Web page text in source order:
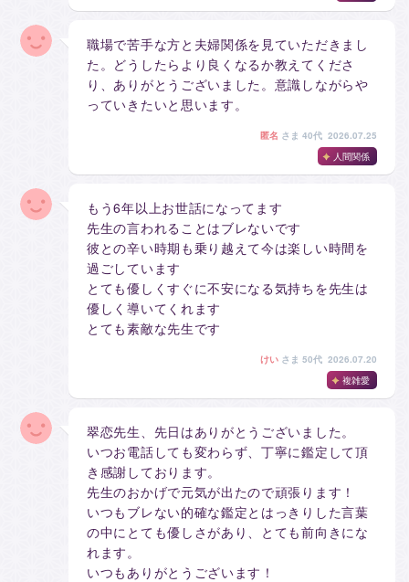
職場で苦手な方と夫婦関係を見ていただきまし
た。どうしたらより良くなるか教えてくださ
り、ありがとうございました。意識しながらや
っていきたいと思います。
匿名 さま 40代 2026.07.25
人間関係
もう6年以上お世話になってます
先生の言われることはブレないです
彼との辛い時期も乗り越えて今は楽しい時間を
過ごしています
とても優しくすぐに不安になる気持ちを先生は
優しく導いてくれます
とても素敵な先生です
けい さま 50代 2026.07.20
複雑愛
翠恋先生、先日はありがとうございました。
いつお電話しても変わらず、丁寧に鑑定して頂
き感謝しております。
先生のおかげで元気が出たので頑張ります！
いつもブレない的確な鑑定とはっきりした言葉
の中にとても優しさがあり、とても前向きにな
れます。
いつもありがとうございます！